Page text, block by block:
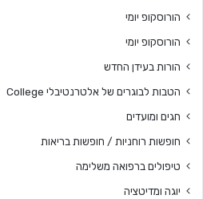
הורוסקופ יומי
הורוסקופ יומי
הורות בעידן החדש
הטבות לבוגרים של אלטרנטיבלי College
חגים ומועדים
חופשות רוחניות / חופשות בריאות
טיפולים ברפואה משלימה
יוגה ומדיטציה